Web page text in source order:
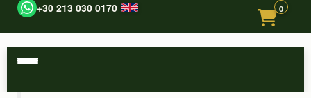
+30 213 030 0170 0